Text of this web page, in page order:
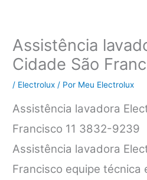
Assistência
Cidade São
/ Electrolux / Por Meu Electrolux
Assistência lavadora
Francisco 11 3832-9239
Assistência lavadora
Francisco equipe técnica